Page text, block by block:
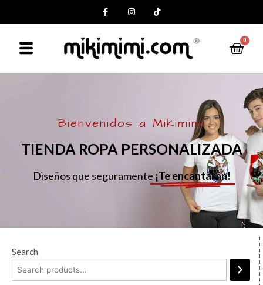
0
Bienvenidos a Mikimimi
TIENDA ROPA PERSONALIZADA
Diseños que seguramente ¡Te encantarán!
Search